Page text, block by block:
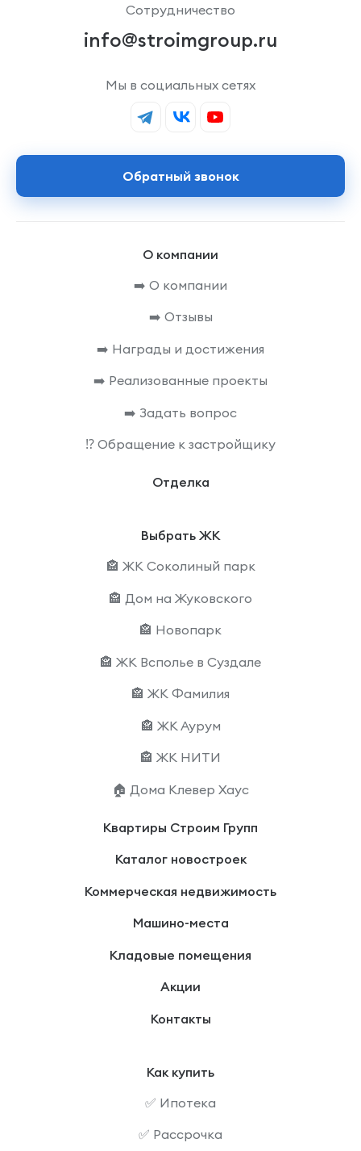
О компании
➡️ О компании
➡️ Отзывы
➡️ Награды и достижения
➡️ Реализованные проекты
➡️ Задать вопрос
⁉️ Обращение к застройщику
Отделка
Выбрать ЖК
🏤 ЖК Соколиный парк
🏤 Дом на Жуковского
🏤 Новопарк
🏤 ЖК Всполье в Суздале
🏤 ЖК Фамилия
🏤 ЖК Аурум
🏤 ЖК НИТИ
🏠 Дома Клевер Хаус
Квартиры Строим Групп
Каталог новостроек
Коммерческая недвижимость
Машино-места
Кладовые помещения
Акции
Контакты
Как купить
✅ Ипотека
✅ Рассрочка
Сотрудничество
info@stroimgroup.ru
Мы в социальных сетях
Обратный звонок